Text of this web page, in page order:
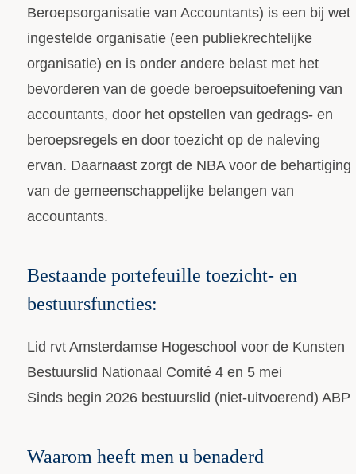
Beroepsorganisatie van Accountants) is een bij wet
ingestelde organisatie (een publiekrechtelijke
organisatie) en is onder andere belast met het
bevorderen van de goede beroepsuitoefening van
accountants, door het opstellen van gedrags- en
beroepsregels en door toezicht op de naleving
ervan. Daarnaast zorgt de NBA voor de behartiging
van de gemeenschappelijke belangen van
accountants.
Bestaande portefeuille toezicht- en
bestuursfuncties:
Lid rvt Amsterdamse Hogeschool voor de Kunsten
Bestuurslid Nationaal Comité 4 en 5 mei
Sinds begin 2026 bestuurslid (niet-uitvoerend) ABP
Waarom heeft men u benaderd